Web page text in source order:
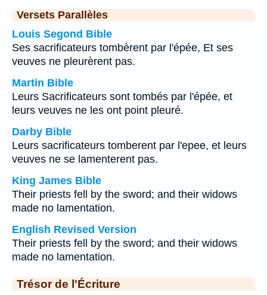
Versets Parallèles
Louis Segond Bible
Ses sacrificateurs tombèrent par l'épée, Et ses
veuves ne pleurèrent pas.
Martin Bible
Leurs Sacrificateurs sont tombés par l'épée, et
leurs veuves ne les ont point pleuré.
Darby Bible
Leurs sacrificateurs tomberent par l'epee, et leurs
veuves ne se lamenterent pas.
King James Bible
Their priests fell by the sword; and their widows
made no lamentation.
English Revised Version
Their priests fell by the sword; and their widows
made no lamentation.
Trésor de l'Écriture